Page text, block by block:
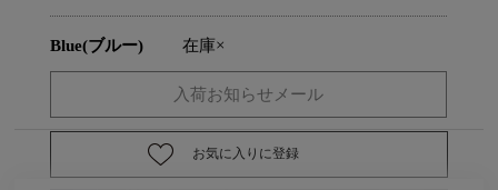
Blue(ブルー) 在庫×
お気に入りに登録